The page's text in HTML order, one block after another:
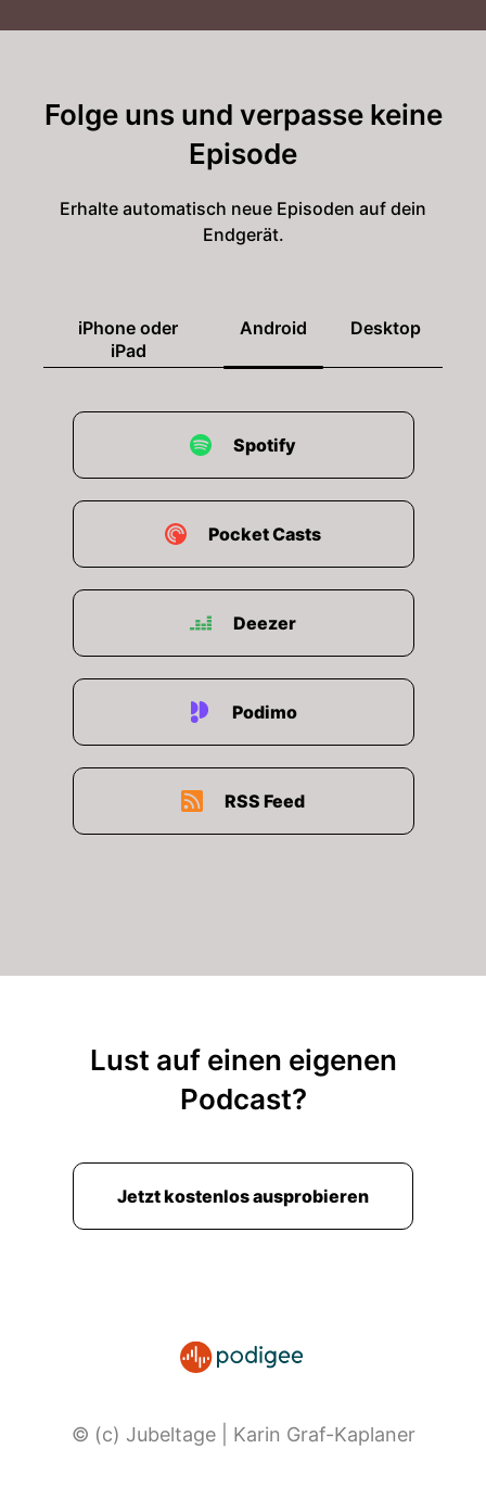
Folge uns und verpasse keine
Episode
Erhalte automatisch neue Episoden auf dein
Endgerät.
iPhone oder
iPad
Android Desktop
Spotify
Pocket Casts
Deezer
Podimo
RSS Feed
Lust auf einen eigenen
Podcast?
Jetzt kostenlos ausprobieren
© (c) Jubeltage | Karin Graf-Kaplaner